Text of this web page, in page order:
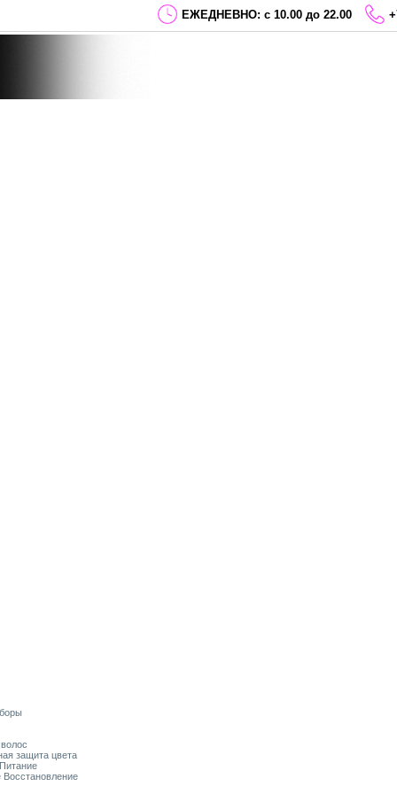
ЕЖЕДНЕВНО: с 10.00 до 22.00
защита цвета
Восстановление